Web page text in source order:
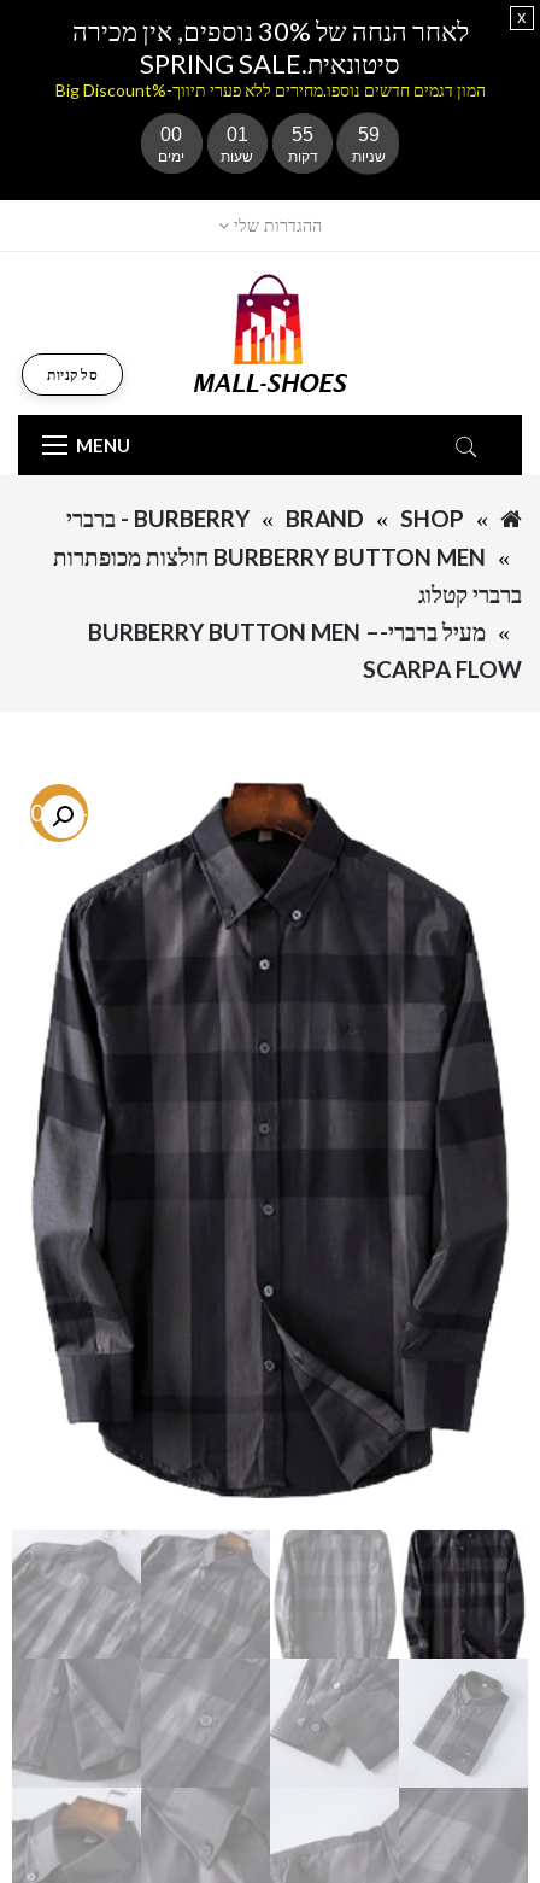
ההגדרות שלי
MENU
סל קניות
SHOP
BRAND
BURBERRY - ברברי
BURBERRY BUTTON MEN חולצות מכופתרות
ברברי קטלוג
מעיל ברברי-BURBERRY BUTTON MEN –
SCARPA FLOW
-80.1%
לאחר הנחה של 30% נוספים, אין מכירה
סיטונאית.SPRING SALE
המון דגמים חדשים נוספו.מחירים ללא פערי תיווך-%Big Discount
00
ימים
01
שעות
55
דקות
59
שניות
x